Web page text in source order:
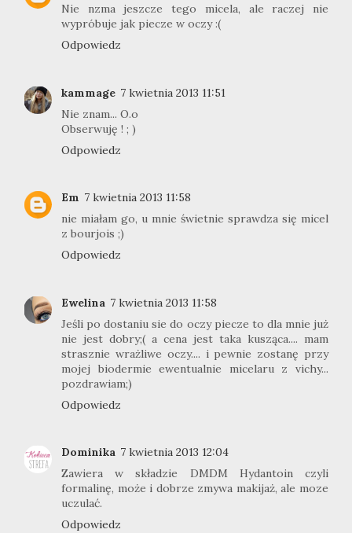
Nie nzma jeszcze tego micela, ale raczej nie
wypróbuje jak piecze w oczy :(
Odpowiedz
kammage 7 kwietnia 2013 11:51
Nie znam... O.o
Obserwuję ! ; )
Odpowiedz
Em 7 kwietnia 2013 11:58
nie miałam go, u mnie świetnie sprawdza się micel
z bourjois ;)
Odpowiedz
Ewelina 7 kwietnia 2013 11:58
Jeśli po dostaniu sie do oczy piecze to dla mnie już
nie jest dobry;( a cena jest taka kusząca.... mam
strasznie wrażliwe oczy.... i pewnie zostanę przy
mojej biodermie ewentualnie micelaru z vichy...
pozdrawiam;)
Odpowiedz
Dominika 7 kwietnia 2013 12:04
Zawiera w składzie DMDM Hydantoin czyli
formalinę, może i dobrze zmywa makijaż, ale moze
uczulać.
Odpowiedz